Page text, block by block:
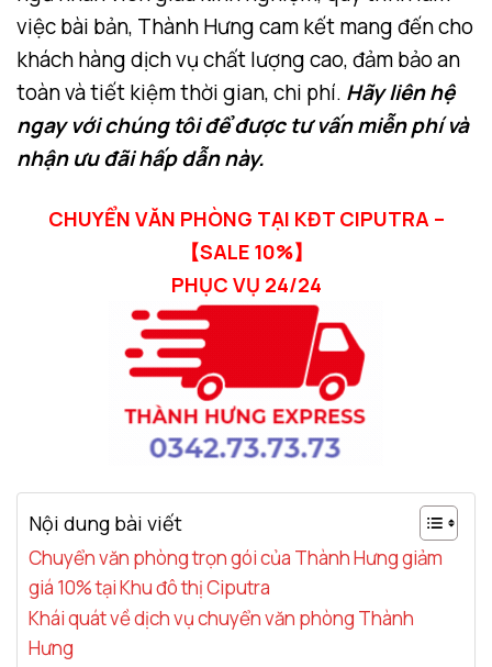
việc bài bản, Thành Hưng cam kết mang đến cho
khách hàng dịch vụ chất lượng cao, đảm bảo an
toàn và tiết kiệm thời gian, chi phí. Hãy liên hệ
ngay với chúng tôi để được tư vấn miễn phí và
nhận ưu đãi hấp dẫn này.
CHUYỂN VĂN PHÒNG TẠI KĐT CIPUTRA –
【SALE 10%】
PHỤC VỤ 24/24
Nội dung bài viết
Chuyển văn phòng trọn gói của Thành Hưng giảm
giá 10% tại Khu đô thị Ciputra
Khái quát về dịch vụ chuyển văn phòng Thành
Hưng